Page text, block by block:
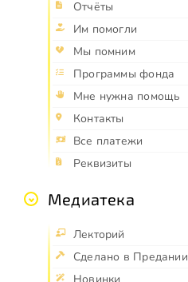
Отчёты
Им помогли
Мы помним
Программы фонда
Мне нужна помощь
Контакты
Все платежи
Реквизиты
Медиатека
Лекторий
Сделано в Предании